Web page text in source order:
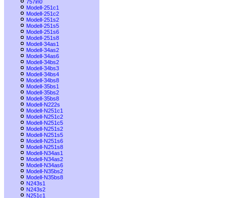
757in0
Modell-251c1
Modell-251c2
Modell-251s2
Modell-251s5
Modell-251s6
Modell-251s8
Modell-34as1
Modell-34as2
Modell-34as6
Modell-34bs2
Modell-34bs3
Modell-34bs4
Modell-34bs8
Modell-35bs1
Modell-35bs2
Modell-35bs8
Modell-N222s
Modell-N251c1
Modell-N251c2
Modell-N251c5
Modell-N251s2
Modell-N251s5
Modell-N251s6
Modell-N251s8
Modell-N34as1
Modell-N34as2
Modell-N34as6
Modell-N35bs2
Modell-N35bs8
N243s1
N243s2
N251c1